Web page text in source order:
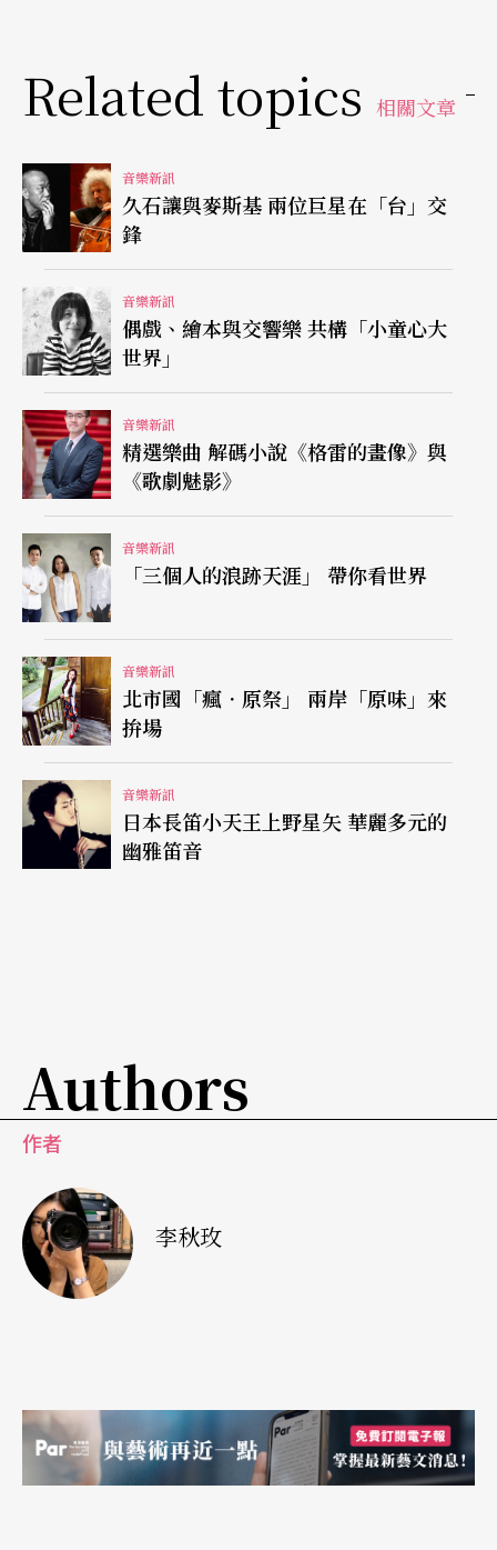
Related topics 相關文章
音樂新訊
久石讓與麥斯基 兩位巨星在「台」交
鋒
音樂新訊
偶戲、繪本與交響樂 共構「小童心大
世界」
音樂新訊
精選樂曲 解碼小說《格雷的畫像》與
《歌劇魅影》
音樂新訊
「三個人的浪跡天涯」 帶你看世界
音樂新訊
北市國「瘋．原祭」 兩岸「原味」來
拚場
音樂新訊
日本長笛小天王上野星矢 華麗多元的
幽雅笛音
Authors
作者
李秋玫